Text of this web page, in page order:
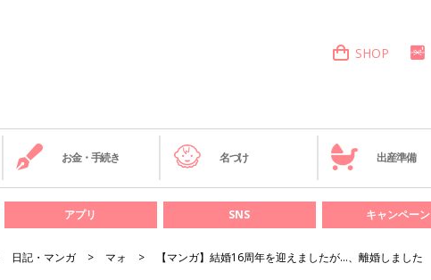
SHOP
お金・手続き 名づけ 出産準備
アプリ SNS キャンペーン
日記・マンガ マォ 【マンガ】結婚16周年を迎えましたが…、離婚しました